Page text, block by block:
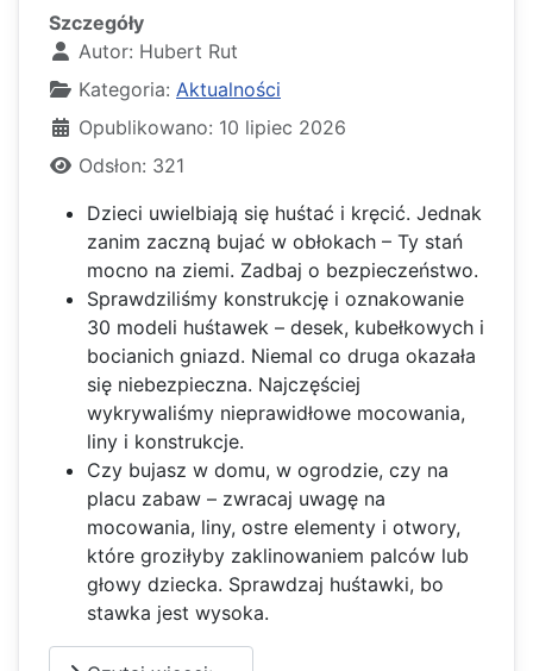
Szczegóły
Autor: Hubert Rut
Kategoria: Aktualności
Opublikowano: 10 lipiec 2026
Odsłon: 321
Dzieci uwielbiają się huśtać i kręcić. Jednak
zanim zaczną bujać w obłokach – Ty stań
mocno na ziemi. Zadbaj o bezpieczeństwo.
Sprawdziliśmy konstrukcję i oznakowanie
30 modeli huśtawek – desek, kubełkowych i
bocianich gniazd. Niemal co druga okazała
się niebezpieczna. Najczęściej
wykrywaliśmy nieprawidłowe mocowania,
liny i konstrukcje.
Czy bujasz w domu, w ogrodzie, czy na
placu zabaw – zwracaj uwagę na
mocowania, liny, ostre elementy i otwory,
które groziłyby zaklinowaniem palców lub
głowy dziecka. Sprawdzaj huśtawki, bo
stawka jest wysoka.